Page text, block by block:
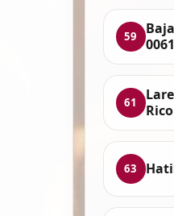
59
61
Rico
63